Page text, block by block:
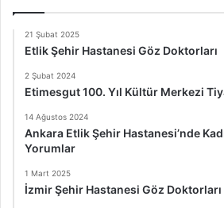
21 Şubat 2025
Etlik Şehir Hastanesi Göz Doktorları
2 Şubat 2024
Etimesgut 100. Yıl Kültür Merkezi
14 Ağustos 2024
Ankara Etlik Şehir Hastanesi’nde
Yorumlar
1 Mart 2025
İzmir Şehir Hastanesi Göz Doktorları